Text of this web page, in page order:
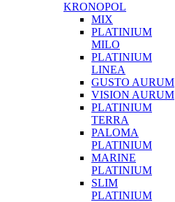
KRONOPOL
MIX
PLATINIUM
MILO
PLATINIUM
LINEA
GUSTO AURUM
VISION AURUM
PLATINIUM
TERRA
PALOMA
PLATINIUM
MARINE
PLATINIUM
SLIM
PLATINIUM